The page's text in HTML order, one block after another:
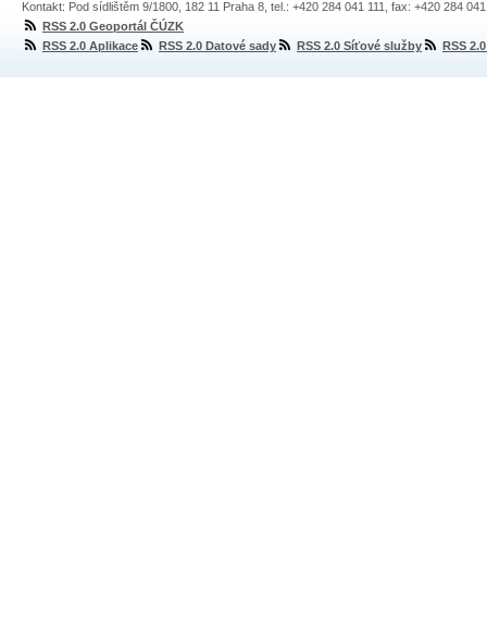
Kontakt: Pod sídlištěm 9/1800, 182 11 Praha 8, tel.: +420 284 041 111, fax: +420 284
RSS 2.0 Geoportál ČÚZK
RSS 2.0 Aplikace
RSS 2.0 Datové sady RSS 2.0 Síťové služby RSS